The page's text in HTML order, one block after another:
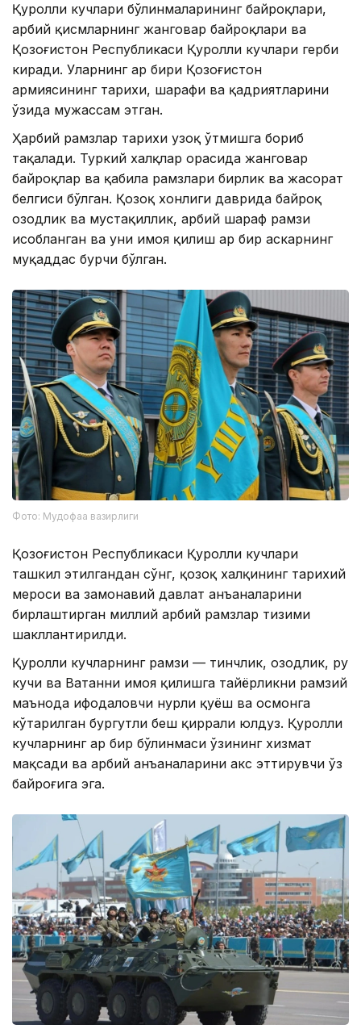
Қуролли кучлари бўлинмаларининг байроқлари,
ҳарбий қисмларнинг жанговар байроқлари ва
Қозоғистон Республикаси Қуролли кучлари герби
киради. Уларнинг ҳар бири Қозоғистон
армиясининг тарихи, шарафи ва қадриятларини
ўзида мужассам этган.
Ҳарбий рамзлар тарихи узоқ ўтмишга бориб
тақалади. Туркий халқлар орасида жанговар
байроқлар ва қабила рамзлари бирлик ва жасорат
белгиси бўлган. Қозоқ хонлиги даврида байроқ
озодлик ва мустақиллик, ҳарбий шараф рамзи
ҳисобланган ва уни ҳимоя қилиш ҳар бир аскарнинг
муқаддас бурчи бўлган.
Фото: Мудофаа вазирлиги
Қозоғистон Республикаси Қуролли кучлари
ташкил этилгандан сўнг, қозоқ халқининг тарихий
мероси ва замонавий давлат анъаналарини
бирлаштирган миллий ҳарбий рамзлар тизими
шакллантирилди.
Қуролли кучларнинг рамзи — тинчлик, озодлик, руҳ
кучи ва Ватанни ҳимоя қилишга тайёрликни рамзий
маънода ифодаловчи нурли қуёш ва осмонга
кўтарилган бургутли беш қиррали юлдуз. Қуролли
кучларнинг ҳар бир бўлинмаси ўзининг хизмат
мақсади ва ҳарбий анъаналарини акс эттирувчи ўз
байроғига эга.